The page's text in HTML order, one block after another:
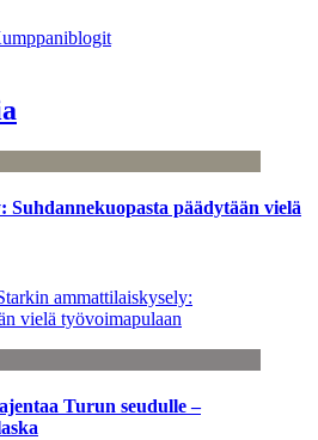
päädytään vielä
ammattilaiskysely:
vielä työvoimapulaan
Turun seudulle –